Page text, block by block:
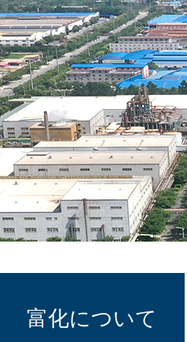
富化について